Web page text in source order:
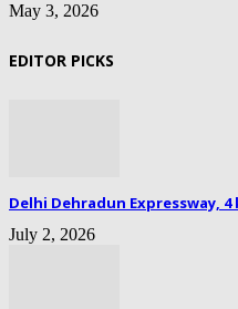
May 3, 2026
EDITOR PICKS
Delhi Dehradun Expressway, 4
July 2, 2026